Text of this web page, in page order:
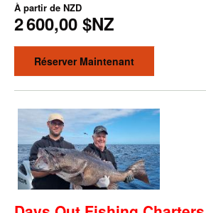
À partir de NZD
2 600,00 $NZ
Réserver Maintenant